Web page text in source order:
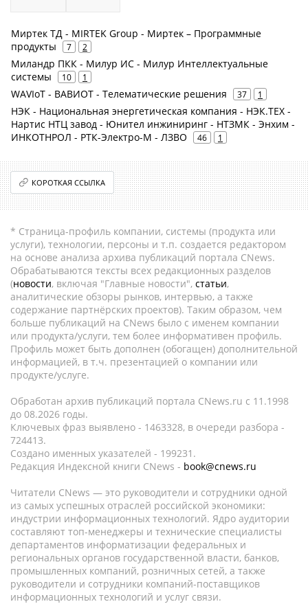
Миртек ТД - MIRTEK Group - Миртек – Программные
продукты
7 2
Миландр ПКК - Милур ИС - Милур Интеллектуальные
системы
10 1
WAVIoT - ВАВИОТ - Телематические решения 37 1
НЭК - Национальная энергетическая компания - НЭК.ТЕХ -
Нартис НТЦ завод - Юнител инжиниринг - НТЗМК - Энхим -
ИНКОТНРОЛ - РТК-Электро-М - ЛЗВО
46 1
КОРОТКАЯ ССЫЛКА
* Страница-профиль компании, системы (продукта или
услуги), технологии, персоны и т.п. создается редактором
на основе анализа архива публикаций портала CNews.
Обрабатываются тексты всех редакционных разделов
(новости, включая "Главные новости", статьи,
аналитические обзоры рынков, интервью, а также
содержание партнёрских проектов). Таким образом, чем
больше публикаций на CNews было с именем компании
или продукта/услуги, тем более информативен профиль.
Профиль может быть дополнен (обогащен) дополнительной
информацией, в т.ч. презентацией о компании или
продукте/услуге.
Обработан архив публикаций портала CNews.ru c 11.1998
до 08.2026 годы.
Ключевых фраз выявлено - 1463328, в очереди разбора -
724413.
Создано именных указателей - 199231.
Редакция Индексной книги CNews - book@cnews.ru
Читатели CNews — это руководители и сотрудники одной
из самых успешных отраслей российской экономики:
индустрии информационных технологий. Ядро аудитории
составляют топ-менеджеры и технические специалисты
департаментов информатизации федеральных и
региональных органов государственной власти, банков,
промышленных компаний, розничных сетей, а также
руководители и сотрудники компаний-поставщиков
информационных технологий и услуг связи.